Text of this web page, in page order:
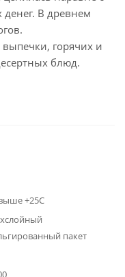
В древнем
горячих и
блюд.
+25С
пакет